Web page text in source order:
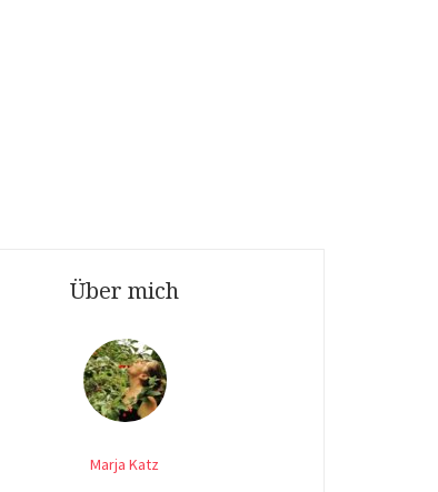
Über mich
Marja Katz